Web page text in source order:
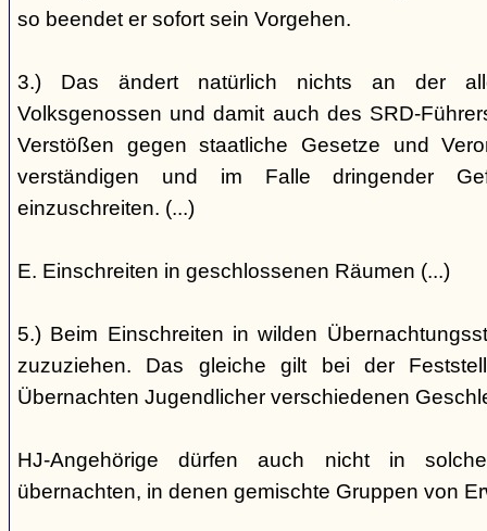
so beendet er sofort sein Vorgehen.
3.) Das ändert natürlich nichts an der
Volksgenossen und damit auch des SRD-
Verstößen gegen staatliche Gesetze und
verständigen und im Falle dringender
einzuschreiten. (...)
E. Einschreiten in geschlossenen Räumen (...)
5.) Beim Einschreiten in wilden
zuzuziehen. Das gleiche gilt bei der
Übernachten Jugendlicher verschiedenen
HJ-Angehörige dürfen auch nicht in
übernachten, in denen gemischte Gruppen von